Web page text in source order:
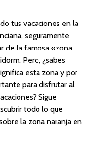
tus vacaciones en la
seguramente
de la famosa «zona
Pero, ¿sabes
esta zona y por
para disfrutar al
Sigue
todo lo que
la zona naranja en